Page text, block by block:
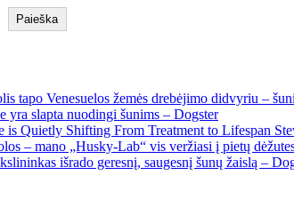
Paieška
tapo Venesuelos žemės drebėjimo didvyriu –
yra slapta nuodingi šunims – Dogster
is Quietly Shifting From Treatment to Lifespan
– mano „Husky-Lab“ vis veržiasi į pietų
išrado geresnį, saugesnį šunų žaislą –